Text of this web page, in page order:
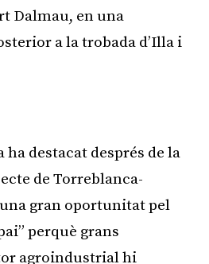
Dalmau, en una
a la trobada d’Illa i
ha destacat després de la
de Torreblanca-
gran oportunitat pel
perquè grans
agroindustrial hi